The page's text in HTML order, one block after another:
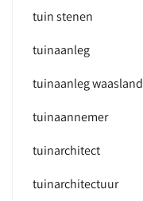
tuin stenen
tuinaanleg
tuinaanleg waasland
tuinaannemer
tuinarchitect
tuinarchitectuur